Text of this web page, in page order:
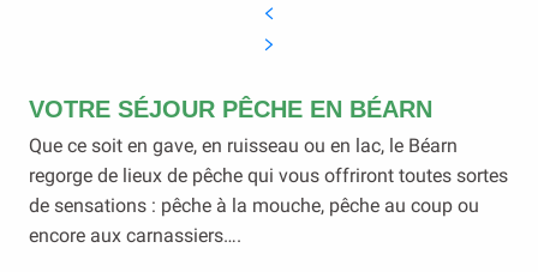
VOTRE SÉJOUR PÊCHE EN BÉARN
Que ce soit en gave, en ruisseau ou en lac, le Béarn
regorge de lieux de pêche qui vous offriront toutes sortes
de sensations : pêche à la mouche, pêche au coup ou
encore aux carnassiers….